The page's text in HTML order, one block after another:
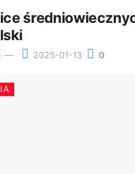
2025-01-13 0